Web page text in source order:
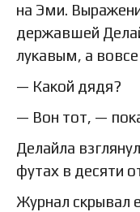
на Эми.
державшей
лукавым, а
— Какой дядя?
— Вон тот, —
Делайла
футах в десяти
Журнал скрывал